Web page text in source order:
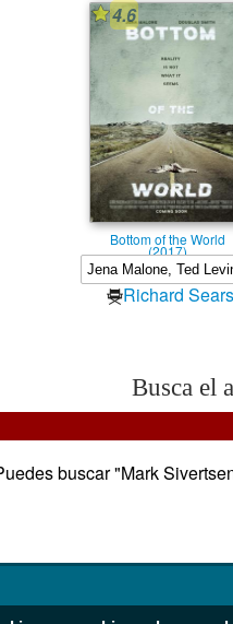
4.6
Bottom of the World
(2017)
Richard Sears
Busca el
buscar "Mark